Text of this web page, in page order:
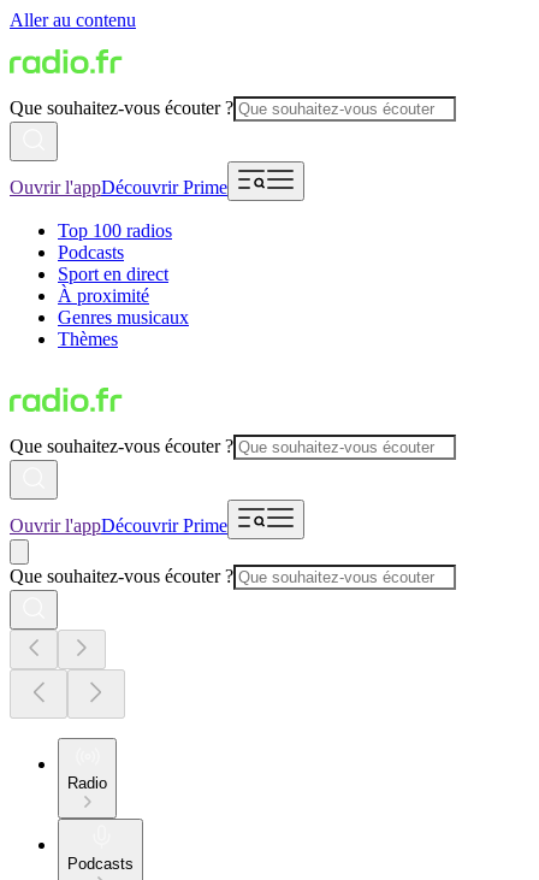
Aller au contenu
Que souhaitez-vous écouter ?
Ouvrir l'appDécouvrir Prime
Top 100 radios
Podcasts
Sport en direct
À proximité
Genres musicaux
Thèmes
Que souhaitez-vous écouter ?
Ouvrir l'appDécouvrir Prime
Que souhaitez-vous écouter ?
Radio
Podcasts